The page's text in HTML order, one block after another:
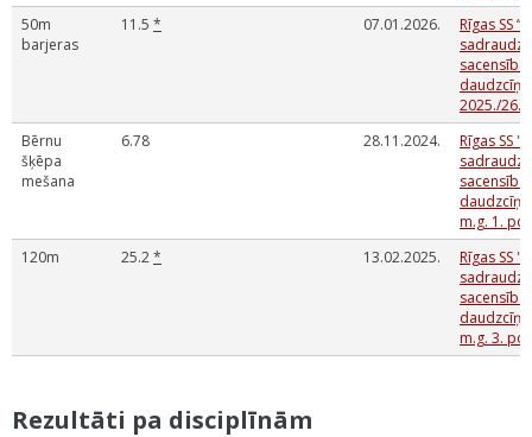
50m
barjeras
11.5 * 07.01.2026.
Rīgas SS
2025./
Bērnu
šķēpa
mešana
6.78 28.11.2024.
Rīgas SS
m.g. 1.
120m
25.2* 13.02.2025.
Rīgas SS
m.g. 3.
Rezultāti pa disciplīnām